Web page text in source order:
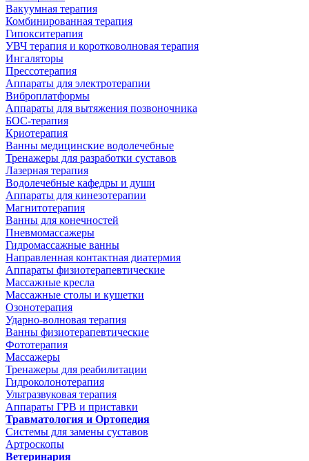
Вакуумная терапия
Комбинированная терапия
Гипокситерапия
УВЧ терапия и коротковолновая терапия
Ингаляторы
Прессотерапия
Аппараты для электротерапии
Виброплатформы
Аппараты для вытяжения позвоночника
БОС-терапия
Криотерапия
Ванны медицинские водолечебные
Тренажеры для разработки суставов
Лазерная терапия
Водолечебные кафедры и души
Аппараты для кинезотерапии
Магнитотерапия
Ванны для конечностей
Пневмомассажеры
Гидромассажные ванны
Направленная контактная диатермия
Аппараты физиотерапевтические
Массажные кресла
Массажные столы и кушетки
Озонотерапия
Ударно-волновая терапия
Ванны физиотерапевтические
Фототерапия
Массажеры
Тренажеры для реабилитации
Гидроколонотерапия
Ультразвуковая терапия
Аппараты ГРВ и приставки
Травматология и Ортопедия
Системы для замены суставов
Артроскопы
Ветеринария